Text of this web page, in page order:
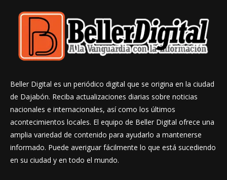
Beller Digital es un periódico digital que se origina en la ciudad
de Dajabón. Reciba actualizaciones diarias sobre noticias
nacionales e internacionales, así como los últimos
acontecimientos locales. El equipo de Beller Digital ofrece una
amplia variedad de contenido para ayudarlo a mantenerse
informado. Puede averiguar fácilmente lo que está sucediendo
en su ciudad y en todo el mundo.